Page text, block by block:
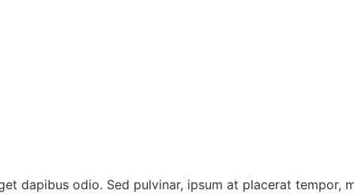
dapibus odio. Sed pulvinar, ipsum at placerat tempor,